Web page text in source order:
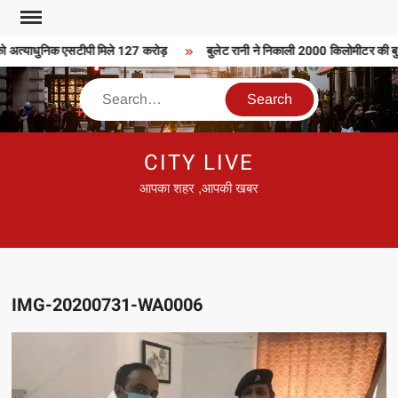
Skip
content
अत्याधुनिक एसटीपी मिले 127 करोड़ बुलेट रानी ने निकाली 2000 किलोमीटर की
Search
CITY LIVE
आपका शहर ,आपकी खबर
IMG-20200731-WA0006